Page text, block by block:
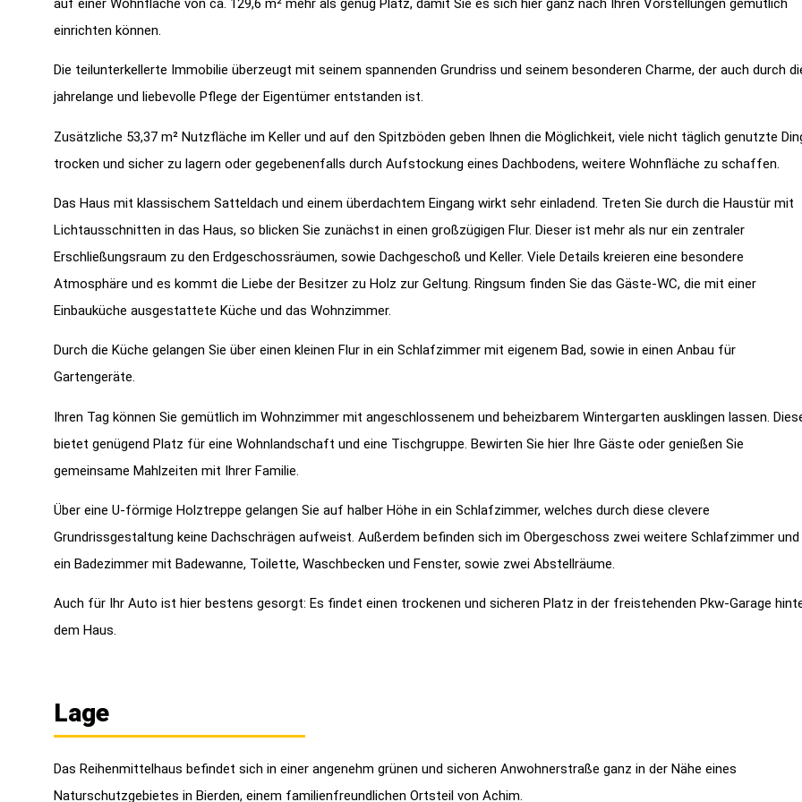
auf einer Wohnfläche von ca. 129,6 m² mehr als genug Platz, damit Sie es sich hier ganz nach Ihren Vorstellungen gemütlich
einrichten können.
Die teilunterkellerte Immobilie überzeugt mit seinem spannenden Grundriss und seinem besonderen Charme, der auch durch
jahrelange und liebevolle Pflege der Eigentümer entstanden ist.
Zusätzliche 53,37 m² Nutzfläche im Keller und auf den Spitzböden geben Ihnen die Möglichkeit, viele nicht täglich genutzte
trocken und sicher zu lagern oder gegebenenfalls durch Aufstockung eines Dachbodens, weitere Wohnfläche zu schaffen.
Das Haus mit klassischem Satteldach und einem überdachtem Eingang wirkt sehr einladend. Treten Sie durch die Haustür mit
Lichtausschnitten in das Haus, so blicken Sie zunächst in einen großzügigen Flur. Dieser ist mehr als nur ein zentraler
Erschließungsraum zu den Erdgeschossräumen, sowie Dachgeschoß und Keller. Viele Details kreieren eine besondere
Atmosphäre und es kommt die Liebe der Besitzer zu Holz zur Geltung. Ringsum finden Sie das Gäste-WC, die mit einer
Einbauküche ausgestattete Küche und das Wohnzimmer.
Durch die Küche gelangen Sie über einen kleinen Flur in ein Schlafzimmer mit eigenem Bad, sowie in einen Anbau für
Gartengeräte.
Ihren Tag können Sie gemütlich im Wohnzimmer mit angeschlossenem und beheizbarem Wintergarten ausklingen lassen.
bietet genügend Platz für eine Wohnlandschaft und eine Tischgruppe. Bewirten Sie hier Ihre Gäste oder genießen Sie
gemeinsame Mahlzeiten mit Ihrer Familie.
Über eine U-förmige Holztreppe gelangen Sie auf halber Höhe in ein Schlafzimmer, welches durch diese clevere
Grundrissgestaltung keine Dachschrägen aufweist. Außerdem befinden sich im Obergeschoss zwei weitere Schlafzimmer und
ein Badezimmer mit Badewanne, Toilette, Waschbecken und Fenster, sowie zwei Abstellräume.
Auch für Ihr Auto ist hier bestens gesorgt: Es findet einen trockenen und sicheren Platz in der freistehenden Pkw-Garage
dem Haus.
Lage
Das Reihenmittelhaus befindet sich in einer angenehm grünen und sicheren Anwohnerstraße ganz in der Nähe eines
Naturschutzgebietes in Bierden, einem familienfreundlichen Ortsteil von Achim.